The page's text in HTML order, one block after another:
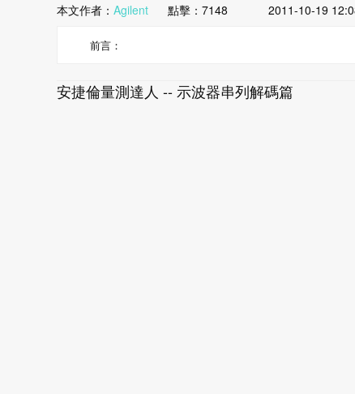
本文作者： Agilent點擊： 7148 2011-10-19
前言：
安捷倫量測達人 -- 示波器串列解碼篇